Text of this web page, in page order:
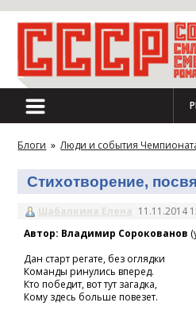
Блоги » Люди и события
Стихотворение,
Шабалкина Елена 11.11.2014
Автор: Владимир Сорокованов
Дан старт регате, без оглядки
Команды ринулись вперед.
Кто победит, вот тут загадка,
Кому здесь больше повезет.